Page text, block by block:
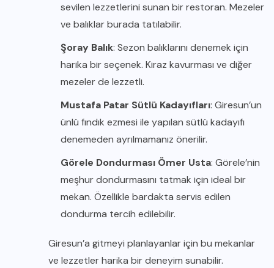
sevilen lezzetlerini sunan bir restoran. Mezeler
ve balıklar burada tatılabilir.
Şoray Balık: Sezon balıklarını denemek için
harika bir seçenek. Kiraz kavurması ve diğer
mezeler de lezzetli.
Mustafa Patar Sütlü Kadayıfları: Giresun’un
ünlü fındık ezmesi ile yapılan sütlü kadayıfı
denemeden ayrılmamanız önerilir.
Görele Dondurması Ömer Usta: Görele’nin
meşhur dondurmasını tatmak için ideal bir
mekan. Özellikle bardakta servis edilen
dondurma tercih edilebilir.
Giresun’a gitmeyi planlayanlar için bu mekanlar
ve lezzetler harika bir deneyim sunabilir.